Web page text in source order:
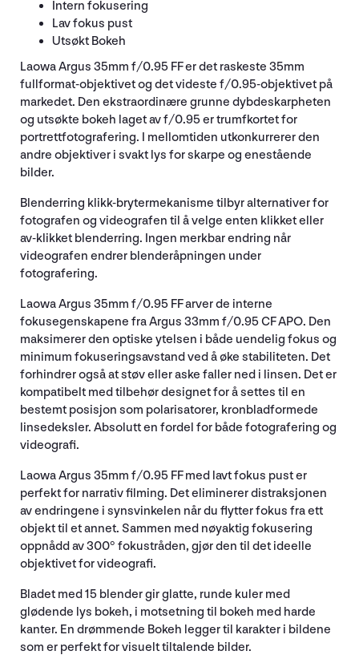
Intern fokusering
Lav fokus pust
Utsøkt Bokeh
Laowa Argus 35mm f/0.95 FF er det raskeste 35mm
fullformat-objektivet og det videste f/0.95-objektivet på
markedet. Den ekstraordinære grunne dybdeskarpheten
og utsøkte bokeh laget av f/0.95 er trumfkortet for
portrettfotografering. I mellomtiden utkonkurrerer den
andre objektiver i svakt lys for skarpe og enestående
bilder.
Blenderring klikk-brytermekanisme tilbyr alternativer for
fotografen og videografen til å velge enten klikket eller
av-klikket blenderring. Ingen merkbar endring når
videografen endrer blenderåpningen under
fotografering.
Laowa Argus 35mm f/0.95 FF arver de interne
fokusegenskapene fra Argus 33mm f/0.95 CF APO. Den
maksimerer den optiske ytelsen i både uendelig fokus og
minimum fokuseringsavstand ved å øke stabiliteten. Det
forhindrer også at støv eller aske faller ned i linsen. Det er
kompatibelt med tilbehør designet for å settes til en
bestemt posisjon som polarisatorer, kronbladformede
linsedeksler. Absolutt en fordel for både fotografering og
videografi.
Laowa Argus 35mm f/0.95 FF med lavt fokus pust er
perfekt for narrativ filming. Det eliminerer distraksjonen
av endringene i synsvinkelen når du flytter fokus fra ett
objekt til et annet. Sammen med nøyaktig fokusering
oppnådd av 300° fokustråden, gjør den til det ideelle
objektivet for videografi.
Bladet med 15 blender gir glatte, runde kuler med
glødende lys bokeh, i motsetning til bokeh med harde
kanter. En drømmende Bokeh legger til karakter i bildene
som er perfekt for visuelt tiltalende bilder.